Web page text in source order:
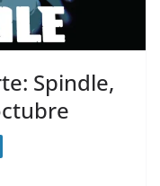
Spindle,